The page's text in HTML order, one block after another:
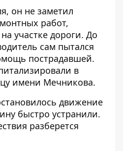
он не заметил
работ,
участке дороги. До
сам пытался
пострадавшей.
в
имени Мечникова.
движение
быстро устранили.
разберется